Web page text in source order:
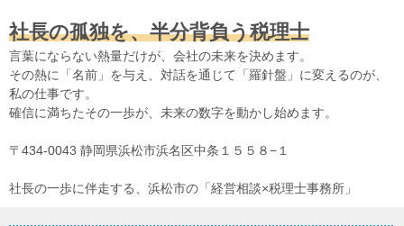
社長の孤独を、半分背負う税理士
言葉にならない熱量だけが、会社の未来を決めます。
その熱に「名前」を与え、対話を通じて「羅針盤」に変えるのが、
私の仕事です。
確信に満ちたその一歩が、未来の数字を動かし始めます。
〒434-0043 静岡県浜松市浜名区中条１５５８−１
社長の一歩に伴走する、浜松市の「経営相談×税理士事務所」